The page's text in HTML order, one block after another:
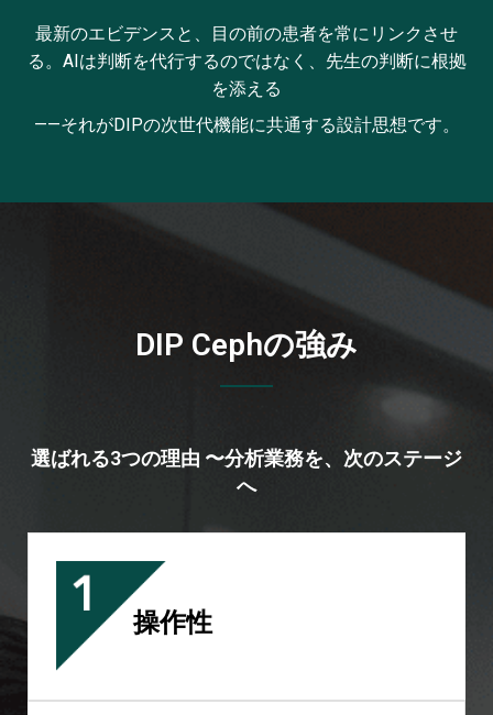
最新のエビデンスと、目の前の患者を常にリンクさせ
る。AIは判断を代行するのではなく、先生の判断に根拠
を添える
——それがDIPの次世代機能に共通する設計思想です。
DIP Cephの強み
選ばれる3つの理由 〜分析業務を、次のステージ
へ
操作性